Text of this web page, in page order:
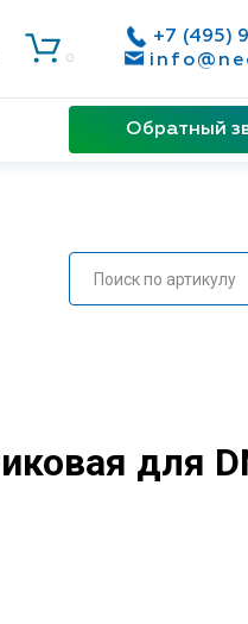
0
+7 (495)
Обратный
для